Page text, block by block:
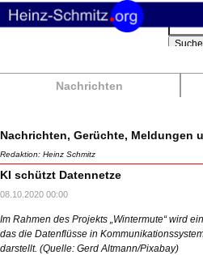
Nachrichten
Nachrichten, Gerüchte, Meldungen
Redaktion: Heinz Schmitz
KI schützt Datennetze
08.10.2020 00:00
Im Rahmen des Projekts „Wintermute“ wird
das die Datenflüsse in
darstellt. (Quelle: Gerd Altmann/Pixabay)